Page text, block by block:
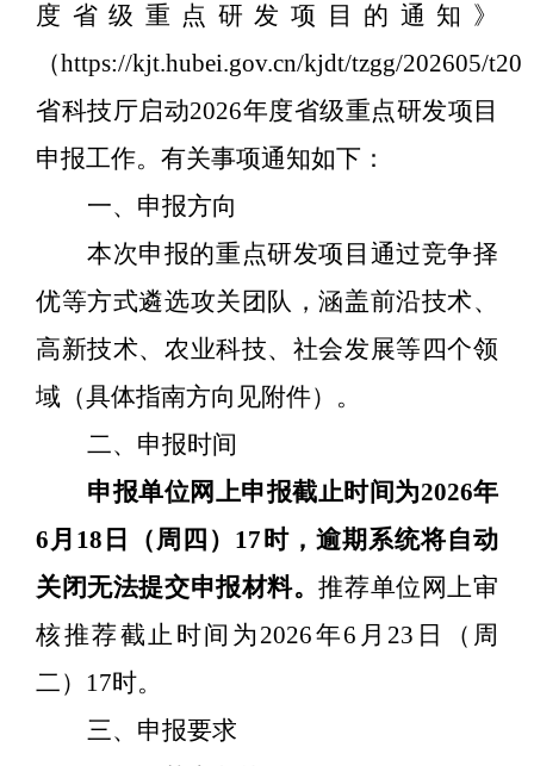
度省级重点研发项目的通知》
（https://kjt.hubei.gov.cn/kjdt/tzgg/202605/
省科技厅启动2026年度省级重点研发项目
申报工作。有关事项通知如下：
一、申报方向
本次申报的重点研发项目通过竞争择
优等方式遴选攻关团队，涵盖前沿技术、
高新技术、农业科技、社会发展等四个领
域（具体指南方向见附件）。
二、申报时间
申报单位网上申报截止时间为2026年
6月 18 日（周四） 17时，逾期系统将自动
关闭无法提交申报材料。推荐单位网上审
核推荐截止时间为 2026年6 月 23 日（周
二） 17时。
三、申报要求